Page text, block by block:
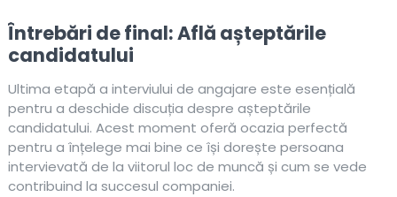
Întrebări de final: Află așteptările
candidatului
Ultima etapă a interviului de angajare este esențială
pentru a deschide discuția despre așteptările
candidatului. Acest moment oferă ocazia perfectă
pentru a înțelege mai bine ce își dorește persoana
intervievată de la viitorul loc de muncă și cum se vede
contribuind la succesul companiei.